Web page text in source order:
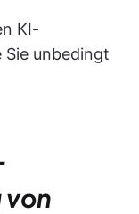
KI-
unbedingt
von